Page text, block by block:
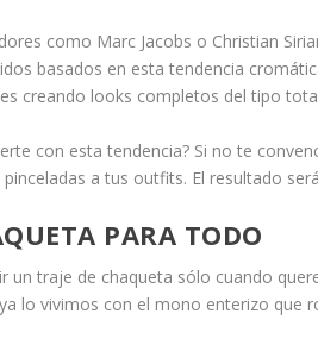
como Marc Jacobs o Christian
basados en esta tendencia
creando looks completos del tipo
con esta tendencia? Si no te
a tus outfits. El resultado
PARA TODO
un traje de chaqueta sólo cuando
lo vivimos con el mono enterizo que